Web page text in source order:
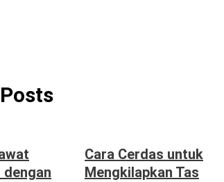
dengan
Cara Cerdas untuk
Mengkilapkan Tas